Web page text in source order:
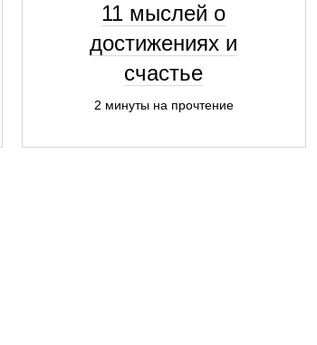
11 мыслей о
достижениях и
счастье
2 минуты на прочтение